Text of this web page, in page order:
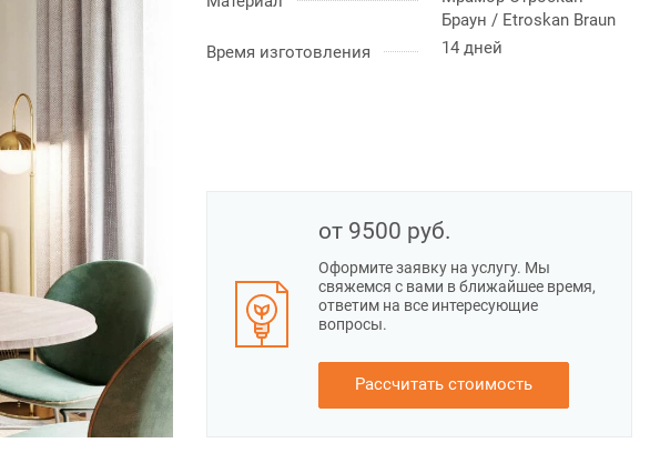
Браун / Etroskan Braun
Время изготовления
14 дней
от 9500 руб.
Оформите заявку на услугу. Мы
свяжемся с вами в ближайшее время,
ответим на все интересующие
вопросы.
Рассчитать стоимость